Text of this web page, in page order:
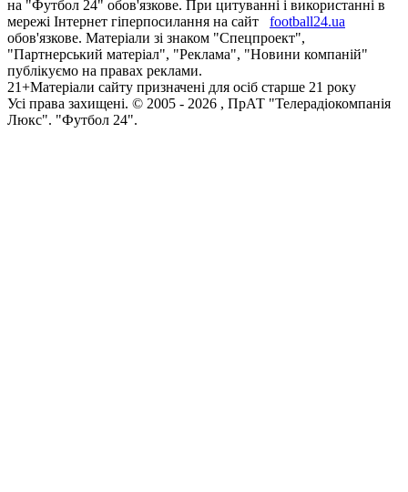
на "Футбол 24" обов'язкове. При цитуванні і використанні в
мережі Інтернет гіперпосилання на сайт
football24.ua
обов'язкове. Матеріали зі знаком "Спецпроект",
"Партнерський матеріал", "Реклама", "Новини компаній"
публікуємо на правах реклами.
21+Матеріали сайту призначені для осіб старше 21 року
Усi права захищенi. © 2005 - 2026 , ПрАТ "Телерадіокомпанія
Люкс". "Футбол 24".